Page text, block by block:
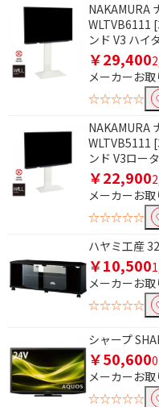
NAKAMURA
WLTVB6111
ンド V3 ハイ
￥29,400
メーカーお取
☆☆☆☆☆
NAKAMURA
WLTVB5111
ンド V3ロー
￥22,900
メーカーお取
☆☆☆☆☆
ハヤミ工産
￥10,500
メーカーお取
☆☆☆☆☆
シャープ
￥50,600
メーカーお取
☆☆☆☆☆